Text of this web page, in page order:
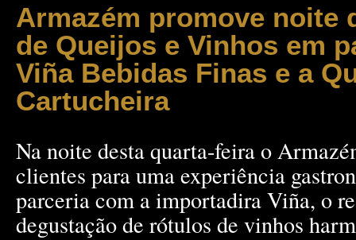
Armazém promove noite
de Queijos e Vinhos em
Viña Bebidas Finas e a
Cartucheira
Na noite desta quarta-feira o
clientes para uma experiência
parceria com a importadira Viña, o
degustação de rótulos de vinhos